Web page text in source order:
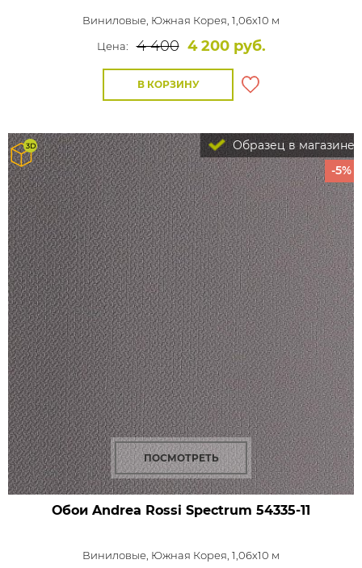
Виниловые, Южная Корея, 1,06x10 м
Цена:
4 400 4 200 руб.
В КОРЗИНУ
Образец в магазине
-5%
ПОСМОТРЕТЬ
Обои Andrea Rossi Spectrum 54335-11
Виниловые, Южная Корея, 1,06x10 м